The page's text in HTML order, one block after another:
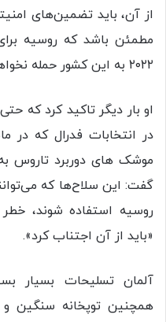
از آن، باید تضمین‌های
۲۰۲۲ به این کشور حمله نخواهد کرد.
او بار دیگر تاکید کرد که
در انتخابات فدرال که در
موشک های دوربرد تاروس
گفت: این سلاح‌ها که
روسیه استفاده شوند،
«باید از آن اجتناب کرد».
آلمان تسلیحات بسیار
همچنین توپخانه سنگین